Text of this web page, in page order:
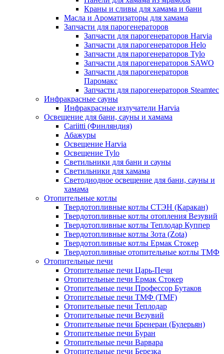
Краны и сливы для хамама и бани
Масла и Ароматизаторы для хамама
Запчасти для парогенераторов
Запчасти для парогенераторов Harvia
Запчасти для парогенераторов Helo
Запчасти для парогенераторов Tylo
Запчасти для парогенераторов SAWO
Запчасти для парогенераторов
Паромакс
Запчасти для парогенераторов Steamtec
Инфракрасные сауны
Инфракрасные излучатели Harvia
Освещение для бани, сауны и хамама
Cariitti (Финляндия)
Абажуры
Освещение Harvia
Освещение Tylo
Светильники для бани и сауны
Светильники для хамама
Светодиодное освещение для бани, сауны и
хамама
Отопительные котлы
Твердотопливные котлы СТЭН (Каракан)
Твердотопливные котлы отопления Везувий
Твердотопливные котлы Теплодар Куппер
Твердотопливные котлы Зота (Zota)
Твердотопливные котлы Ермак Стокер
Твердотопливные отопительные котлы ТМФ
Отопительные печи
Отопительные печи Царь-Печи
Отопительные печи Ермак Стокер
Отопительные печи Профессор Бутаков
Отопительные печи ТМФ (TMF)
Отопительные печи Теплодар
Отопительные печи Везувий
Отопительные печи Бренеран (Булерьян)
Отопительные печи Буран
Отопительные печи Варвара
Отопительные печи Березка